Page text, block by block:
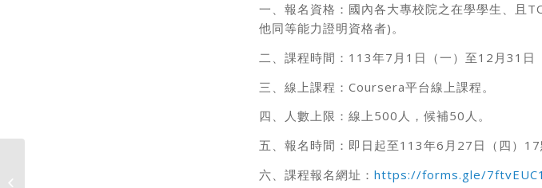
一、報名資格：國內各大專校院之在學學生、且
他同等能力證明資格者)。
二、課程時間：113年7月1日（一）至12月31日
三、線上課程：Coursera平台線上課程。
四、人數上限：線上500人，候補50人。
五、報名時間：即日起至113年6月27日（四）17
六、課程報名網址： https://forms.gle/